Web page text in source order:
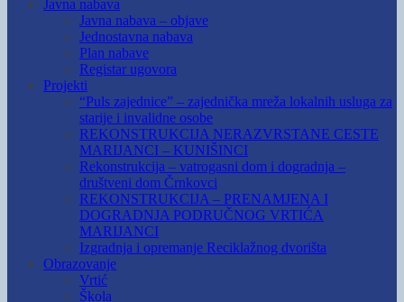
Javna nabava
Javna nabava – objave
Jednostavna nabava
Plan nabave
Registar ugovora
Projekti
“Puls zajednice” – zajednička mreža lokalnih usluga za
starije i invalidne osobe
REKONSTRUKCIJA NERAZVRSTANE CESTE
MARIJANCI – KUNIŠINCI
Rekonstrukcija – vatrogasni dom i dogradnja –
društveni dom Črnkovci
REKONSTRUKCIJA – PRENAMJENA I
DOGRADNJA PODRUČNOG VRTIĆA
MARIJANCI
Izgradnja i opremanje Reciklažnog dvorišta
Obrazovanje
Vrtić
Škola